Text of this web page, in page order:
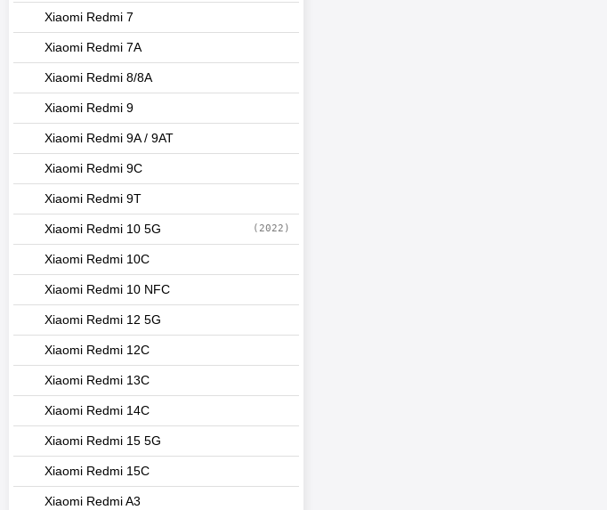
Xiaomi Redmi 7
Xiaomi Redmi 7A
Xiaomi Redmi 8/8A
Xiaomi Redmi 9
Xiaomi Redmi 9A / 9AT
Xiaomi Redmi 9C
Xiaomi Redmi 9T
Xiaomi Redmi 10 5G (2022)
Xiaomi Redmi 10C
Xiaomi Redmi 10 NFC
Xiaomi Redmi 12 5G
Xiaomi Redmi 12C
Xiaomi Redmi 13C
Xiaomi Redmi 14C
Xiaomi Redmi 15 5G
Xiaomi Redmi 15C
Xiaomi Redmi A3